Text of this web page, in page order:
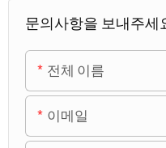
문의사항을 보내주세
전체 이름
이메일